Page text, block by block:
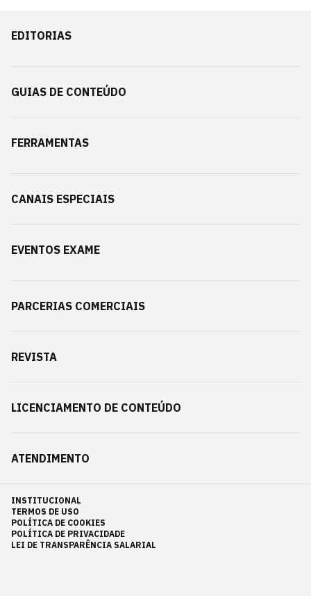
EDITORIAS
GUIAS DE CONTEÚDO
FERRAMENTAS
CANAIS ESPECIAIS
EVENTOS EXAME
PARCERIAS COMERCIAIS
REVISTA
LICENCIAMENTO DE CONTEÚDO
ATENDIMENTO
INSTITUCIONAL
TERMOS DE USO
POLÍTICA DE COOKIES
POLÍTICA DE PRIVACIDADE
LEI DE TRANSPARÊNCIA SALARIAL